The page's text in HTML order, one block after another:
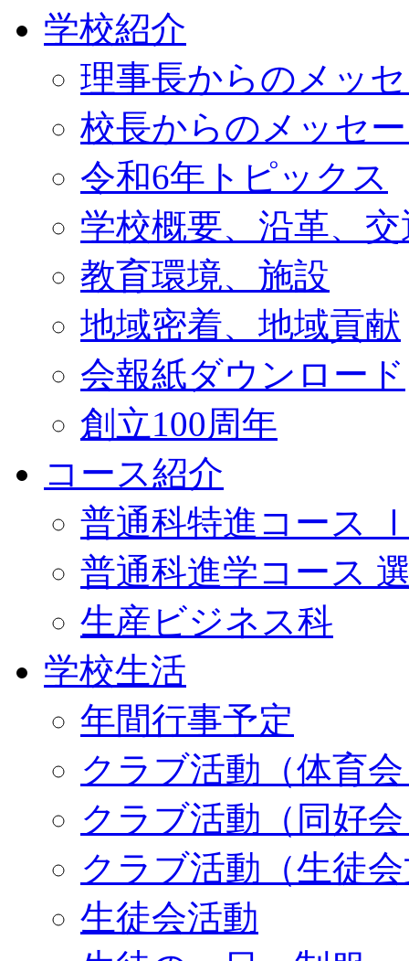
学校紹介
理事長からのメッ
校長からのメッセ
令和6年トピックス
学校概要、沿革、
教育環境、施設
地域密着、地域貢献
会報紙ダウンロード
創立100周年
コース紹介
普通科特進コース
普通科進学コース
生産ビジネス科
学校生活
年間行事予定
クラブ活動（体育
クラブ活動（同好
クラブ活動（生徒
生徒会活動